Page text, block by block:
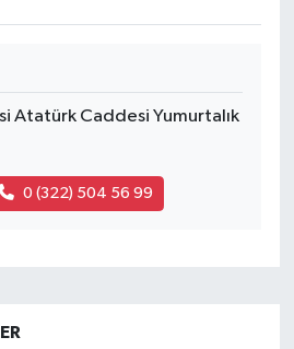
Atatürk Caddesi Yumurtalık
0 (322) 504 56 99